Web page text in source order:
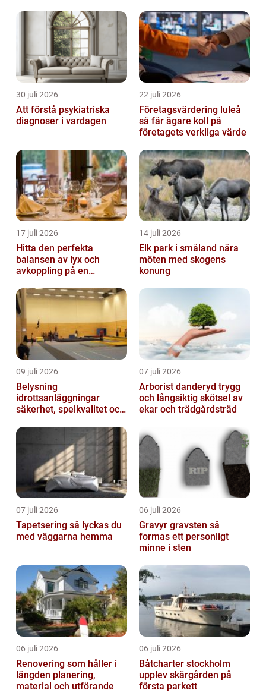
30 juli 2026
Att förstå psykiatriska
diagnoser i vardagen
22 juli 2026
Företagsvärdering luleå
så får ägare koll på
företagets verkliga värde
17 juli 2026
Hitta den perfekta
balansen av lyx och
avkoppling på en
Östermalm
14 juli 2026
Elk park i småland nära
möten med skogens
konung
09 juli 2026
Belysning
idrottsanläggningar
säkerhet, spelkvalitet och
07 juli 2026
Arborist danderyd trygg
och långsiktig skötsel av
ekar och trädgårdsträd
07 juli 2026
Tapetsering så lyckas du
med väggarna hemma
06 juli 2026
Gravyr gravsten så
formas ett personligt
minne i sten
06 juli 2026
Renovering som håller i
längden planering,
material och utförande
06 juli 2026
Båtcharter stockholm
upplev skärgården på
första parkett